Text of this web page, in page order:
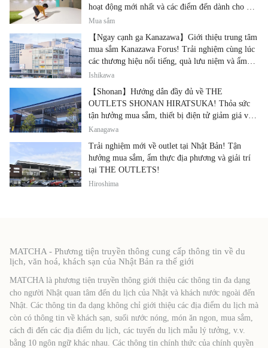
hoạt động mới nhất và các điểm đến dành cho gia
đình.
Mua sắm
【Ngay cạnh ga Kanazawa】Giới thiệu trung tâm
mua sắm Kanazawa Forus! Trải nghiệm cùng lúc
các thương hiệu nổi tiếng, quà lưu niệm và ẩm
thực địa phương
Ishikawa
【Shonan】Hướng dẫn đầy đủ về THE
OUTLETS SHONAN HIRATSUKA! Thỏa sức
tận hưởng mua sắm, thiết bị điện tử giảm giá và
ẩm thực địa phương tại cùng một địa điểm!
Kanagawa
Trải nghiệm mới về outlet tại Nhật Bản! Tận
hưởng mua sắm, ẩm thực địa phương và giải trí
tại THE OUTLETS!
Hiroshima
MATCHA - Phương tiện truyền thông cung cấp thông tin về du
lịch, văn hoá, khách sạn của Nhật Bản ra thế giới
MATCHA là phương tiện truyền thông giới thiệu các thông tin đa dạng
cho người Nhật quan tâm đến du lịch của Nhật và khách nước ngoài đến
Nhật. Các thông tin đa dạng không chỉ giới thiệu các địa điểm du lịch mà
còn có thông tin về khách sạn, suối nước nóng, món ăn ngon, mua sắm,
cách đi đến các địa điểm du lịch, các tuyến du lịch mẫu lý tưởng, v.v.
bằng 10 ngôn ngữ khác nhau. Các thông tin chính thức của chính quyền